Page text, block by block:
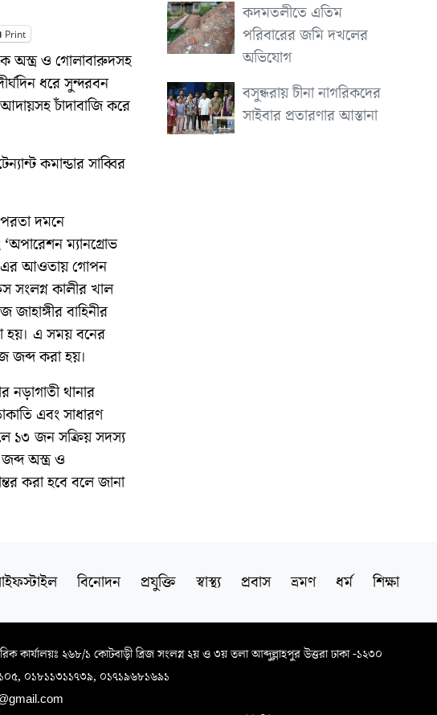
Print
অস্ত্র ও গোলাবারুদসহ
ধরে সুন্দরবন
চাঁদাবাজি করে
কমান্ডার সাব্বির
দমনে
ম্যানগ্রোভ
এর আওতায় গোপন
সংলগ্ন কালীর খাল
বাহিনীর
হয়। এ সময় বনের
জব্দ করা হয়।
থানার
এবং সাধারণ
১৩ জন সক্রিয় সদস্য
অস্ত্র ও
করা হবে বলে জানা
কদমতলীতে এতিম
পরিবারের জমি দখলের
অভিযোগ
বসুন্ধরায় চীনা নাগরিকদের
সাইবার প্রতারণার আস্তানা
বিনোদন প্রযুক্তি স্বাস্থ্য প্রবাস ভ্রমণ ধর্ম শিক্ষা
কার্যালয়ঃ ২৬৮/১ কোটবাড়ী ব্রিজ সংলগ্ন ২য় ও ৩য় তলা আব্দুল্লাহপুর উত্তরা ঢাকা -১২৩০
০১৮১১৩১১৭৩৯, ০১৭১৯৬৮১৬৯১